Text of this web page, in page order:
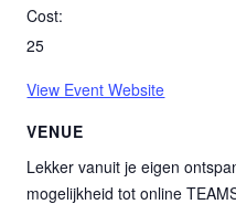
Cost:
25
View Event Website
VENUE
Lekker vanuit je eigen
mogelijkheid tot online